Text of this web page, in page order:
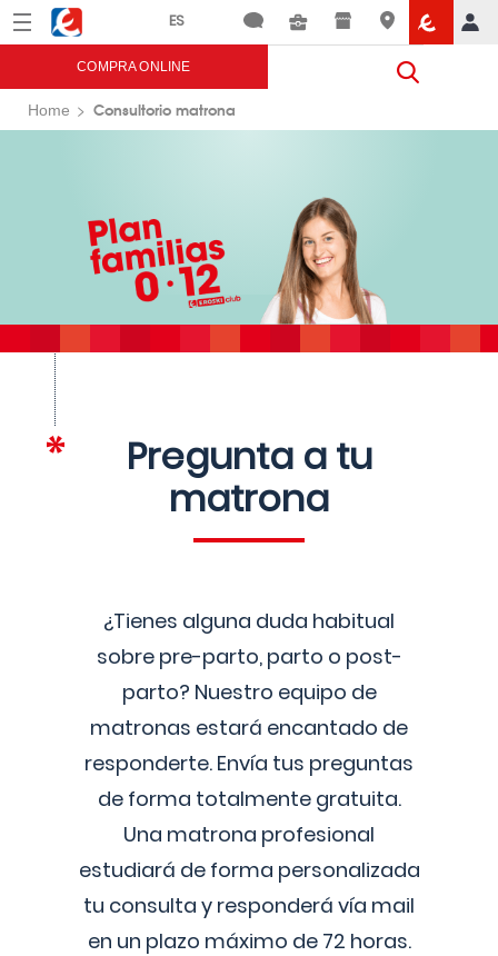
Menú Eroski
COMPRA ONLINE
Home Consultorio matrona
Pregunta a tu
matrona
¿Tienes alguna duda habitual
sobre pre-parto, parto o post-
parto? Nuestro equipo de
matronas estará encantado de
responderte. Envía tus preguntas
de forma totalmente gratuita.
Una matrona profesional
estudiará de forma personalizada
tu consulta y responderá vía mail
en un plazo máximo de 72 horas.